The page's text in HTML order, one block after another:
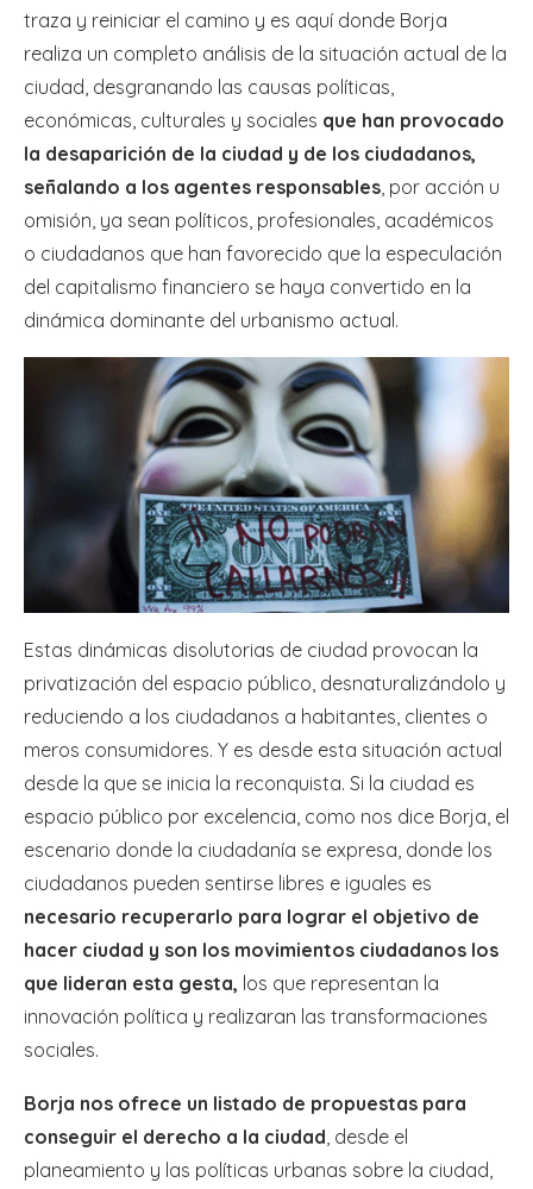
traza y reiniciar el camino y es aquí donde Borja
realiza un completo análisis de la situación actual de la
ciudad, desgranando las causas políticas,
económicas, culturales y sociales que han provocado
la desaparición de la ciudad y de los ciudadanos,
señalando a los agentes responsables , por acción u
omisión, ya sean políticos, profesionales, académicos
o ciudadanos que han favorecido que la especulación
del capitalismo financiero se haya convertido en la
dinámica dominante del urbanismo actual.
Estas dinámicas disolutorias de ciudad provocan la
privatización del espacio público, desnaturalizándolo y
reduciendo a los ciudadanos a habitantes, clientes o
meros consumidores. Y es desde esta situación actual
desde la que se inicia la reconquista. Si la ciudad es
espacio público por excelencia, como nos dice Borja, el
escenario donde la ciudadanía se expresa, donde los
ciudadanos pueden sentirse libres e iguales es
necesario recuperarlo para lograr el objetivo de
hacer ciudad y son los movimientos ciudadanos los
que lideran esta gesta, los que representan la
innovación política y realizaran las transformaciones
sociales.
Borja nos ofrece un listado de propuestas para
conseguir el derecho a la ciudad, desde el
planeamiento y las políticas urbanas sobre la ciudad,